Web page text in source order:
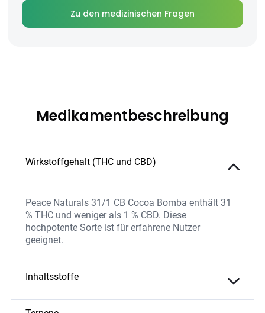
Zu den medizinischen Fragen
Medikamentbeschreibung
Wirkstoffgehalt (THC und CBD)
Peace Naturals 31/1 CB Cocoa Bomba enthält 31
% THC und weniger als 1 % CBD. Diese
hochpotente Sorte ist für erfahrene Nutzer
geeignet.
Inhaltsstoffe
Die Sorte kombiniert einen sehr hohen THC-Gehalt